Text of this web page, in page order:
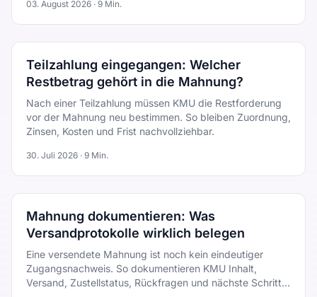
03. August 2026 · 9 Min.
Teilzahlung eingegangen: Welcher
Restbetrag gehört in die Mahnung?
Nach einer Teilzahlung müssen KMU die Restforderung
vor der Mahnung neu bestimmen. So bleiben Zuordnung,
Zinsen, Kosten und Frist nachvollziehbar.
30. Juli 2026 · 9 Min.
Mahnung dokumentieren: Was
Versandprotokolle wirklich belegen
Eine versendete Mahnung ist noch kein eindeutiger
Zugangsnachweis. So dokumentieren KMU Inhalt,
Versand, Zustellstatus, Rückfragen und nächste Schritte